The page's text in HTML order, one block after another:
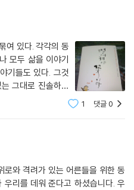
, 아픔을 이겨내는 아름다운 성장
.” 그렇게 세상을 떠난 아빠. 새로는
도 엄마도 다 싫다. 아빠 없는 아이
런 새로에게 선생님은 야생화 꽃
로 아픔이 치유되길 바라는 선생
않으니 꽃이 아니죠. 떨어져야 꽃
있다.
여 있다. 각각의 동
모두 삶을 이야기
기들도 있다. 그것
그대로 진솔하게
부드러운 일러스트
, 이야기의 흐름이
1 댓글0
와 격려가 있는 어른들을 위한 동
리를 데워 준다고 하셨습니다. 우